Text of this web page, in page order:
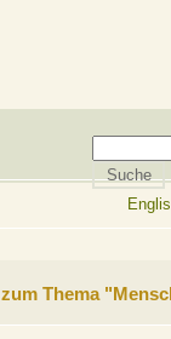
zum Thema